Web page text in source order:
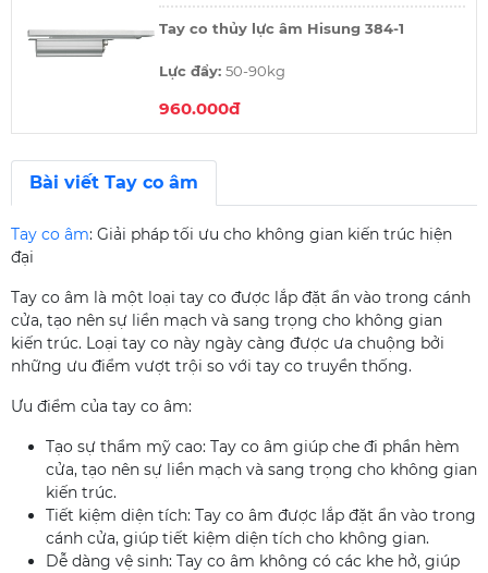
Tay co thủy lực âm Hisung 384-1
Lực đẩy: 50-90kg
Thương hiệu:
960.000đ
Bài viết Tay co âm
Tay co âm: Giải pháp tối ưu cho không gian kiến trúc hiện
đại
Tay co âm là một loại tay co được lắp đặt ẩn vào trong cánh
cửa, tạo nên sự liền mạch và sang trọng cho không gian
kiến trúc. Loại tay co này ngày càng được ưa chuộng bởi
những ưu điểm vượt trội so với tay co truyền thống.
Ưu điểm của tay co âm:
Tạo sự thẩm mỹ cao: Tay co âm giúp che đi phần hèm
cửa, tạo nên sự liền mạch và sang trọng cho không gian
kiến trúc.
Tiết kiệm diện tích: Tay co âm được lắp đặt ẩn vào trong
cánh cửa, giúp tiết kiệm diện tích cho không gian.
Dễ dàng vệ sinh: Tay co âm không có các khe hở, giúp